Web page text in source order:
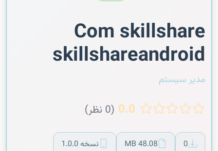
Com skillshare
skillshareandroid
مدیر سیستم
0.0 (0 نظر)
0
48.08 MB نسخه 1.0.0